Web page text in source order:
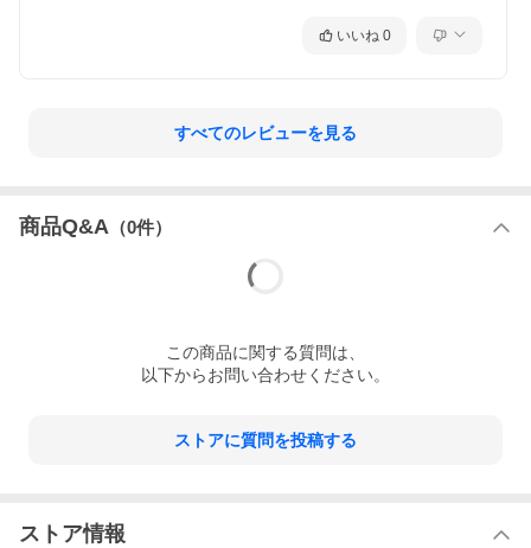
いいね 0
すべてのレビューを見る
商品Q&A （0件）
この商品に関する質問は、
以下からお問い合わせください。
ストアに質問を投稿する
ストア情報